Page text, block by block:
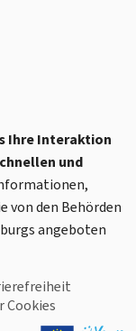
Ihre Interaktion
und
von den Behörden
angeboten
Cookies